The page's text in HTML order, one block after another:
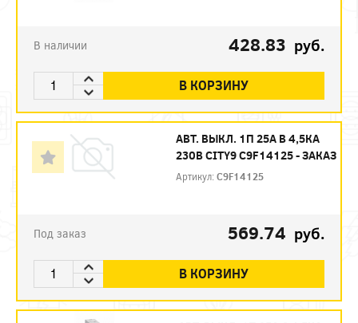
В наличии 428.83 руб.
В КОРЗИНУ
АВТ. ВЫКЛ. 1П 25А B 4,5КА
230В CITY9 C9F14125 - ЗАКАЗ
Артикул:C9F14125
Под заказ 569.74 руб.
В КОРЗИНУ